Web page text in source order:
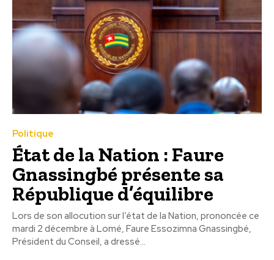
Politique
État de la Nation : Faure
Gnassingbé présente sa
République d’équilibre
Lors de son allocution sur l’état de la Nation, prononcée ce
mardi 2 décembre à Lomé, Faure Essozimna Gnassingbé,
Président du Conseil, a dressé...